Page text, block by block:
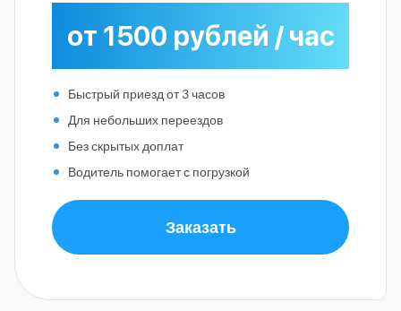
от 1500 рублей / час
Быстрый приезд от 3 часов
Для небольших переездов
Без скрытых доплат
Водитель помогает с погрузкой
Заказать